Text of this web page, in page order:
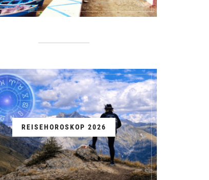
REISEHOROSKOP 2026